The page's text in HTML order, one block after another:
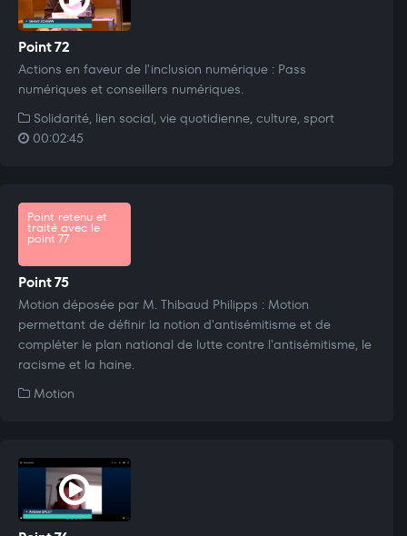
Point 72
Actions en faveur de l'inclusion numérique : Pass
numériques et conseillers numériques.
Solidarité, lien social, vie quotidienne, culture, sport
00:02:45
Point retenu et
traité avec le
point 77
Point 75
Motion déposée par M. Thibaud Philipps : Motion
permettant de définir la notion d'antisémitisme et de
compléter le plan national de lutte contre l'antisémitisme, le
racisme et la haine.
Motion